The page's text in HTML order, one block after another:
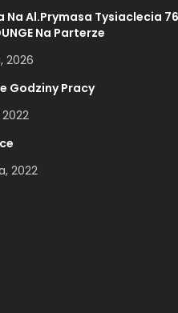
Na Al.Prymasa Tysiaclecia
Na Parterze
2026
Godziny Pracy
2022